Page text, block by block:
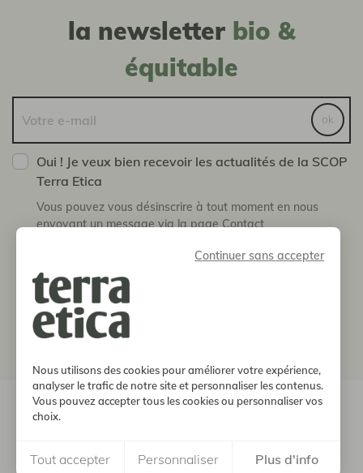
Continuer sans accepter
Nous utilisons des cookies pour améliorer votre expérience,
analyser le trafic de notre site et personnaliser les contenus.
Vous pouvez accepter tous les cookies ou personnaliser vos
choix.
Tout accepter Personnaliser Plus d'info
la newsletter bio &
équitable
Oui ! Je veux bien recevoir les actualités de la SCOP
Terra Etica
Vous pouvez vous désinscrire à tout moment en nous
envoyant un message via la page Contact
ok
boutique
notre histoire
© 2026, Terra Etica. Tous droits réservés